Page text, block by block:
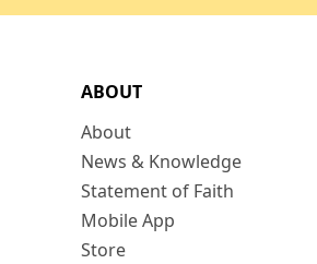
ABOUT
About
News & Knowledge
Statement of Faith
Mobile App
Store